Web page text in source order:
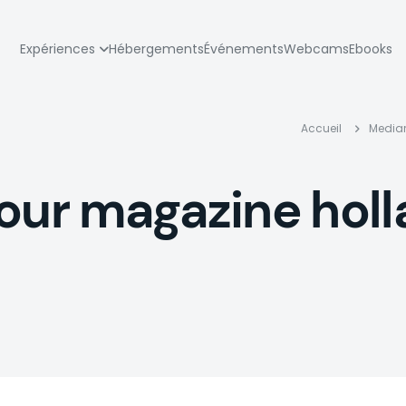
Expériences HébergementsÉvénementsWebcamsEbooks
Fil
Accueil
magazine